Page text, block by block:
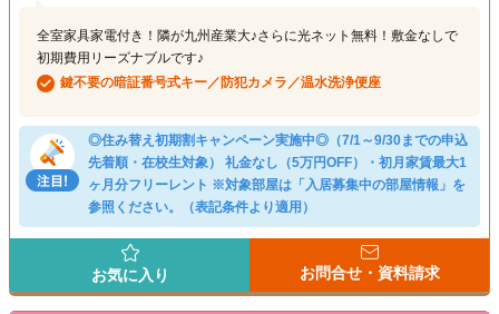
全室家具家電付き！隣が九州産業大♪さらに光ネット無料！敷金なしで
初期費用リーズナブルです♪
鍵不要の暗証番号式キー／防犯カメラ／温水洗浄便座
◎住み替え初期割キャンペーン実施中◎（7/1～9/30までの申込
先着順・在校生対象） 礼金なし（5万円OFF）・初月家賃最大1
ヶ月分フリーレント ※対象部屋は「入居募集中の部屋情報」を
参照ください。（表記条件より適用）
お気に入り お問合せ・資料請求